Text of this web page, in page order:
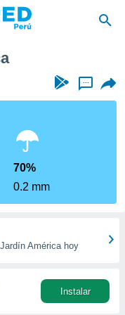
...
70%
0.2 mm
América hoy
Instalar